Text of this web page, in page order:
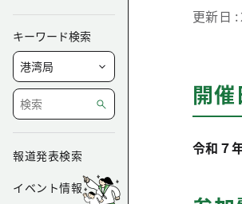
キーワード検索
報道発表検索
イベント情報
更新日
開
令和７